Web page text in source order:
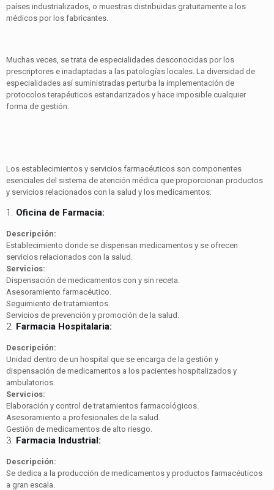
países industrializados, o muestras distribuidas gratuitamente a los
médicos por los fabricantes.
Muchas veces, se trata de especialidades desconocidas por los
prescriptores e inadaptadas a las patologías locales. La diversidad de
especialidades así suministradas perturba la implementación de
protocolos terapéuticos estandarizados y hace imposible cualquier
forma de gestión.
Los establecimientos y servicios farmacéuticos son componentes
esenciales del sistema de atención médica que proporcionan productos
y servicios relacionados con la salud y los medicamentos:
1. Oficina de Farmacia:
Descripción:
Establecimiento donde se dispensan medicamentos y se ofrecen
servicios relacionados con la salud.
Servicios:
Dispensación de medicamentos con y sin receta.
Asesoramiento farmacéutico.
Seguimiento de tratamientos.
Servicios de prevención y promoción de la salud.
2. Farmacia Hospitalaria:
Descripción:
Unidad dentro de un hospital que se encarga de la gestión y
dispensación de medicamentos a los pacientes hospitalizados y
ambulatorios.
Servicios:
Elaboración y control de tratamientos farmacológicos.
Asesoramiento a profesionales de la salud.
Gestión de medicamentos de alto riesgo.
3. Farmacia Industrial:
Descripción:
Se dedica a la producción de medicamentos y productos farmacéuticos
a gran escala.